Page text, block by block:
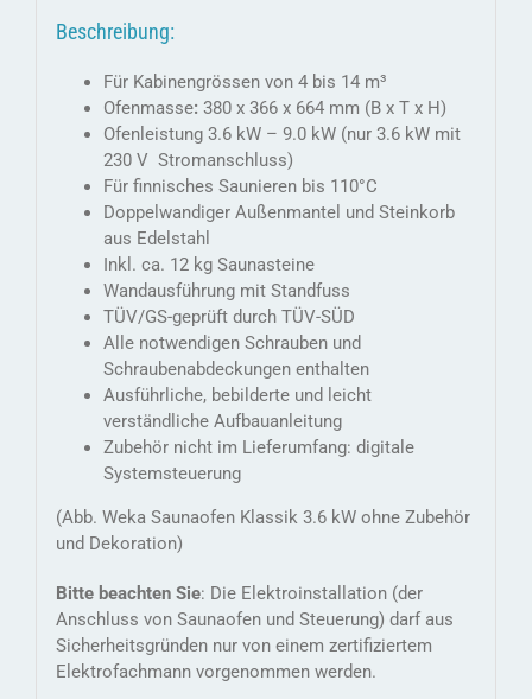
Beschreibung:
Für Kabinengrössen von 4 bis 14 m³
Ofenmasse: 380 x 366 x 664 mm (B x T x H)
Ofenleistung 3.6 kW – 9.0 kW (nur 3.6 kW mit
230 V Stromanschluss)
Für finnisches Saunieren bis 110°C
Doppelwandiger Außenmantel und Steinkorb
aus Edelstahl
Inkl. ca. 12 kg Saunasteine
Wandausführung mit Standfuss
TÜV/GS-geprüft durch TÜV-SÜD
Alle notwendigen Schrauben und
Schraubenabdeckungen enthalten
Ausführliche, bebilderte und leicht
verständliche Aufbauanleitung
Zubehör nicht im Lieferumfang: digitale
Systemsteuerung
(Abb. Weka Saunaofen Klassik 3.6 kW ohne Zubehör
und Dekoration)
Bitte beachten Sie: Die Elektroinstallation (der
Anschluss von Saunaofen und Steuerung) darf aus
Sicherheitsgründen nur von einem zertifiziertem
Elektrofachmann vorgenommen werden.